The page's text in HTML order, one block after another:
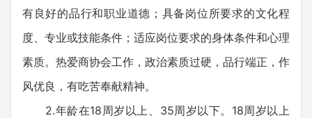
有良好的品行和职业道德；具备岗位所要求的文化程
度、专业或技能条件；适应岗位要求的身体条件和心理
素质。热爱商协会工作，政治素质过硬，品行端正，作
风优良，有吃苦奉献精神。
2.年龄在18周岁以上、35周岁以下。18周岁以上